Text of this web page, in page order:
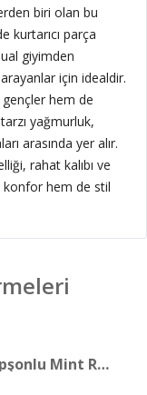
biri olan bu
kurtarıcı parça
giyimden
için idealdir.
hem de
yağmurluk,
arasında yer alır.
rahat kalıbı ve
konfor hem de stil
Erkek Fermuarlı Kapşonlu Mint Rüzgarlık & Yağmurluk